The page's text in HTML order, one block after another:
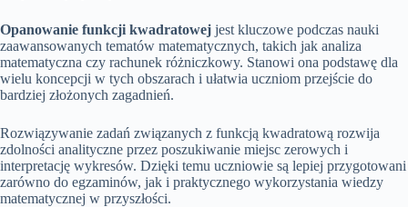
Opanowanie funkcji kwadratowej jest kluczowe podczas nauki
zaawansowanych tematów matematycznych, takich jak analiza
matematyczna czy rachunek różniczkowy. Stanowi ona podstawę dla
wielu koncepcji w tych obszarach i ułatwia uczniom przejście do
bardziej złożonych zagadnień.
Rozwiązywanie zadań związanych z funkcją kwadratową rozwija
zdolności analityczne przez poszukiwanie miejsc zerowych i
interpretację wykresów. Dzięki temu uczniowie są lepiej przygotowani
zarówno do egzaminów, jak i praktycznego wykorzystania wiedzy
matematycznej w przyszłości.